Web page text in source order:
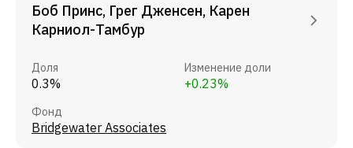
Боб Принс, Грег Дженсен, Карен
Карниол-Тамбур
Доля
0.3%
Изменение доли
+0.23%
Фонд
Bridgewater Associates